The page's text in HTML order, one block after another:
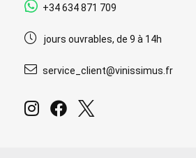
+34 634 871 709
jours ouvrables, de 9 à 14h
service_client@vinissimus.fr